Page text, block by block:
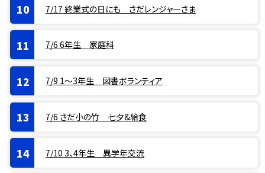
7/17 終業式の日にも さだレンジャーさま
7/6 6年生 家庭科
7/9 1〜3年生 図書ボランティア
7/6 さだ小の竹 七夕&給食
7/10 3、4年生 異学年交流